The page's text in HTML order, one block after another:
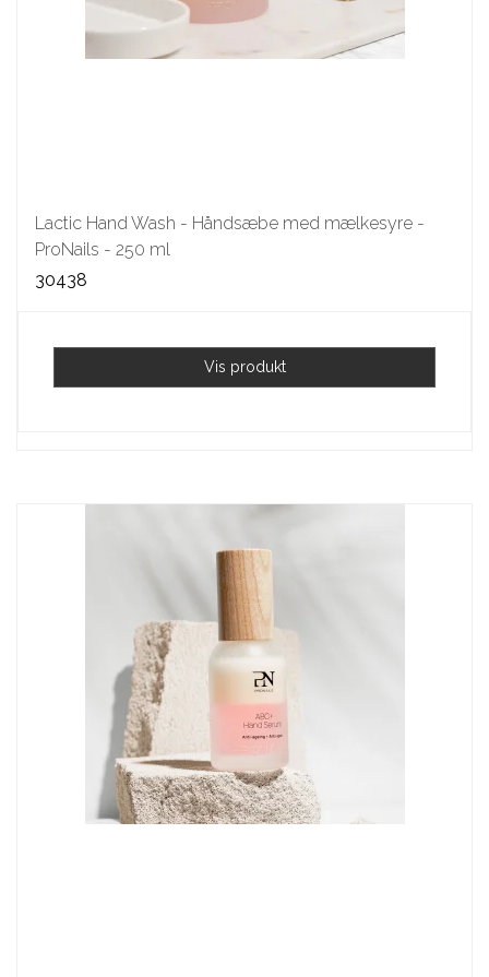
Lactic Hand Wash - Håndsæbe med mælkesyre -
ProNails - 250 ml
30438
Vis produkt